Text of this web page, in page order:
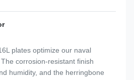
plates optimize our naval
The corrosion-resistant finish
humidity, and the herringbone